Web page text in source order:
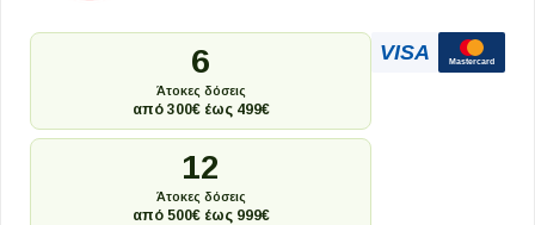
6
Άτοκες δόσεις
από 300€ έως 499€
12
Άτοκες δόσεις
από 500€ έως 999€
VISA Mastercard